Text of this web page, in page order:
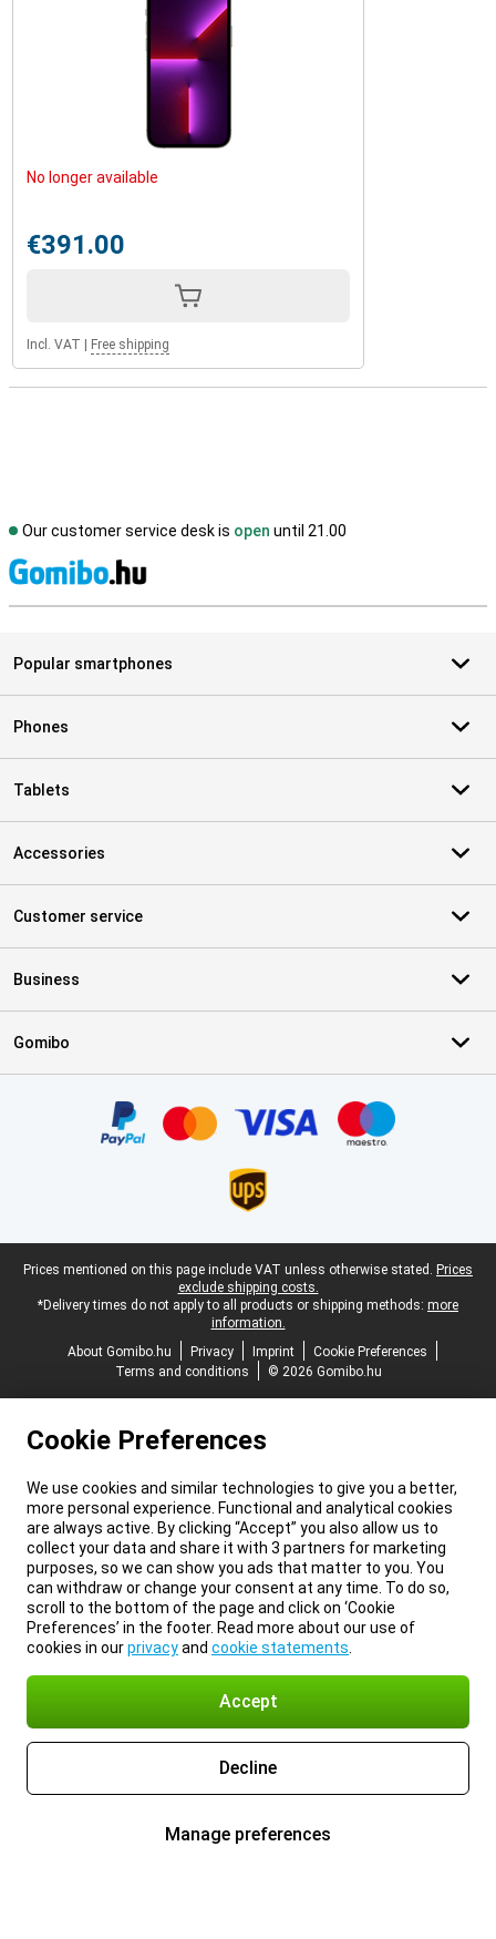
No longer available
€391.00
Incl. VAT Free shipping
Our customer service desk is open until 21.00
Popular smartphones
Phones
Tablets
Accessories
Customer service
Business
Gomibo
Legal footer
Prices mentioned on this page include VAT unless otherwise stated. Prices
exclude shipping costs.
*Delivery times do not apply to all products or shipping methods: more
information.
About Gomibo.hu
Privacy Imprint
Cookie Preferences
Terms and conditions
© 2026 Gomibo.hu
Cookie Preferences
We use cookies and similar technologies to give you a better,
more personal experience. Functional and analytical cookies
are always active. By clicking “Accept” you also allow us to
collect your data and share it with 3 partners for marketing
purposes, so we can show you ads that matter to you. You
can withdraw or change your consent at any time. To do so,
scroll to the bottom of the page and click on ‘Cookie
Preferences’ in the footer. Read more about our use of
cookies in ourprivacyand cookie statements
Accept
Decline
Manage preferences